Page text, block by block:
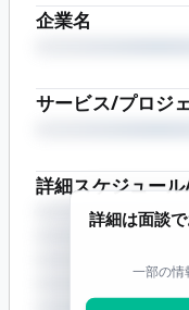
企業名
サービス/プロジ
詳細スケジュー
詳細は面談
一部の情